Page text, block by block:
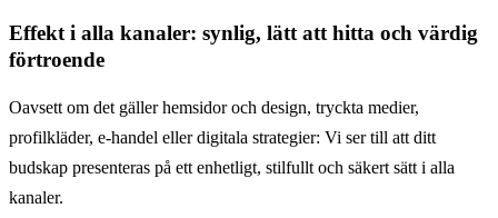
Effekt i alla kanaler: synlig, lätt att hitta och värdig
förtroende
Oavsett om det gäller hemsidor och design, tryckta medier,
profilkläder, e-handel eller digitala strategier: Vi ser till att ditt
budskap presenteras på ett enhetligt, stilfullt och säkert sätt i alla
kanaler.